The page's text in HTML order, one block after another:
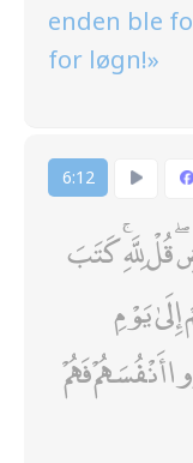
enden ble
for løgn!»
6:12
لِلَّهِ ۚ كَتَبَ
يَوْمِ
أَنْفُسَهُمْ فَهُمْ